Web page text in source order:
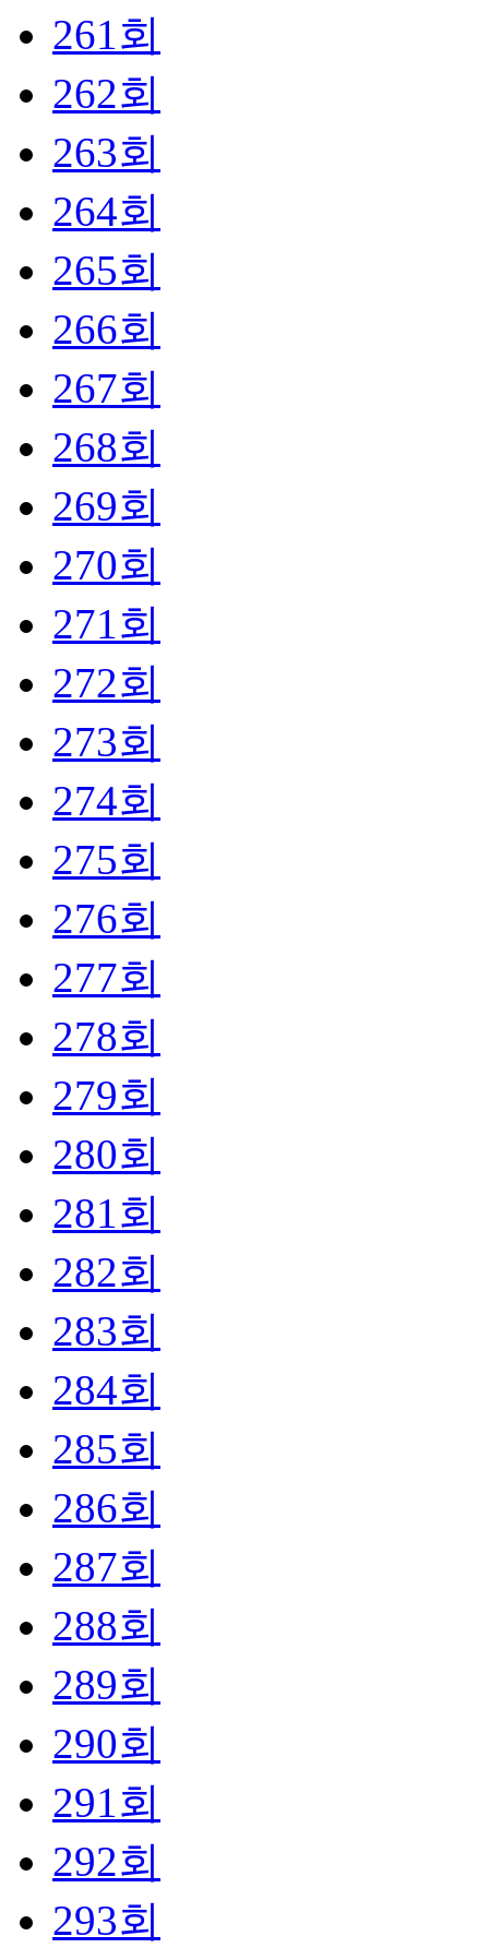
261회
262회
263회
264회
265회
266회
267회
268회
269회
270회
271회
272회
273회
274회
275회
276회
277회
278회
279회
280회
281회
282회
283회
284회
285회
286회
287회
288회
289회
290회
291회
292회
293회